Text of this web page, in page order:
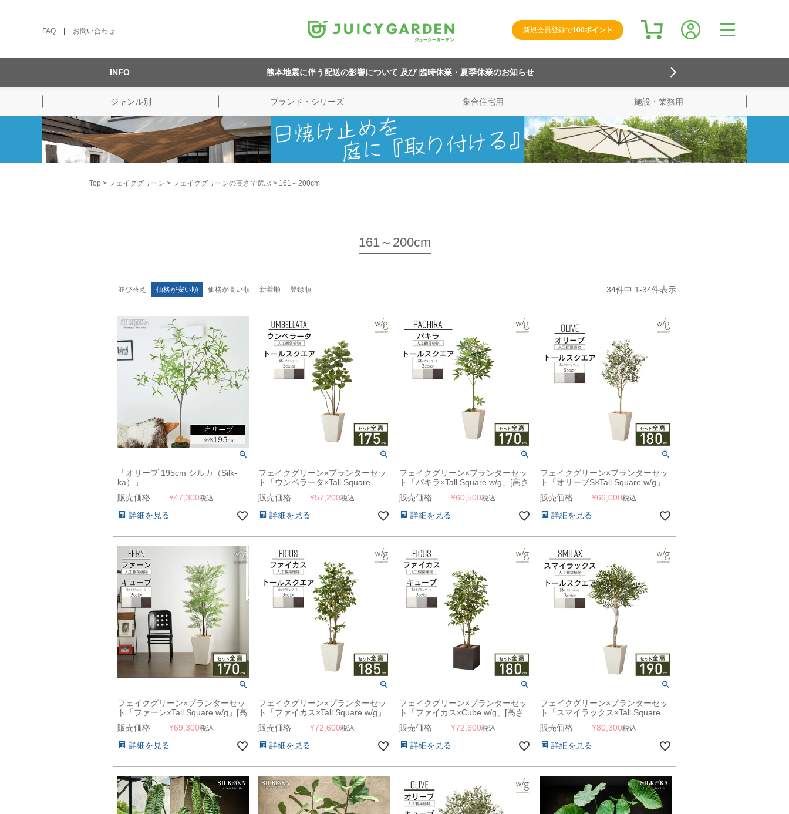
FAQ お問い合わせ 新規会員登録で100ポイント
検索
INFO 熊本地震に伴う配送の影響について 及び 臨時休業・夏季休業のお知らせ
ジャンル別 ブランド・シリーズ 集合住宅用 施設・業務用
Top フェイクグリーン フェイクグリーンの高さで選ぶ 161～200cm
161～200cm
並び替え 価格が安い順 価格が高い順 新着順 登録順 34件中 1-34件表示
「オリーブ 195cm シルカ（Silk-
ka）」
販売価格
¥47,300税込
詳細を見る
フェイクグリーン×プランターセッ
ト「ウンベラータ×Tall Square
w/g」[高さ175cm・人工樹木・人工
観葉植物]
販売価格 ¥57,200税込
詳細を見る
フェイクグリーン×プランターセッ
ト「パキラ×Tall Square w/g」[高さ
170cm・人工樹木・人工観葉植物]
販売価格 ¥60,500税込
詳細を見る
フェイクグリーン×プランターセッ
ト「オリーブS×Tall Square w/g」
[高さ180cm・人工樹木・人工観葉
植物]
販売価格 ¥66,000税込
詳細を見る
フェイクグリーン×プランターセッ
ト「ファーン×Tall Square w/g」[高
さ170cm・人工樹木・人工観葉植
物]
販売価格 ¥69,300税込
詳細を見る
フェイクグリーン×プランターセッ
ト「ファイカス×Tall Square w/g」
[高さ185cm・人工樹木・人工観葉
植物] フィカス
販売価格 ¥72,600税込
詳細を見る
フェイクグリーン×プランターセッ
ト「ファイカス×Cube w/g」[高さ
180cm・人工樹木・人工観葉植物]
フィカス
販売価格 ¥72,600税込
詳細を見る
フェイクグリーン×プランターセッ
ト「スマイラックス×Tall Square
w/g」[高さ190cm・人工樹木・人工
観葉植物]
販売価格 ¥80,300税込
詳細を見る